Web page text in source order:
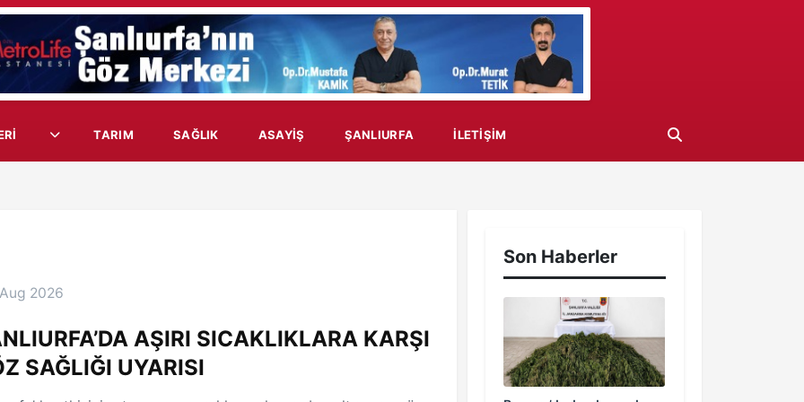
TARIM SAĞLIK ASAYIŞ ŞANLIURFA İLETIŞIM
2026
AŞIRI SICAKLIKLARA KARŞI
SAĞLIĞI UYARISI
Son Haberler